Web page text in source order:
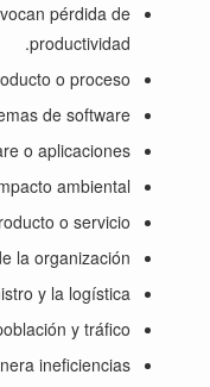
pérdida de
productividad.
o proceso.
de software.
o aplicaciones.
ambiental.
o servicio.
la organización.
y la logística.
y tráfico.
ineficiencias.